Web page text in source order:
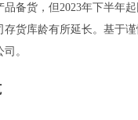
备货，但2023年下半年
货库龄有所延长。基于
。